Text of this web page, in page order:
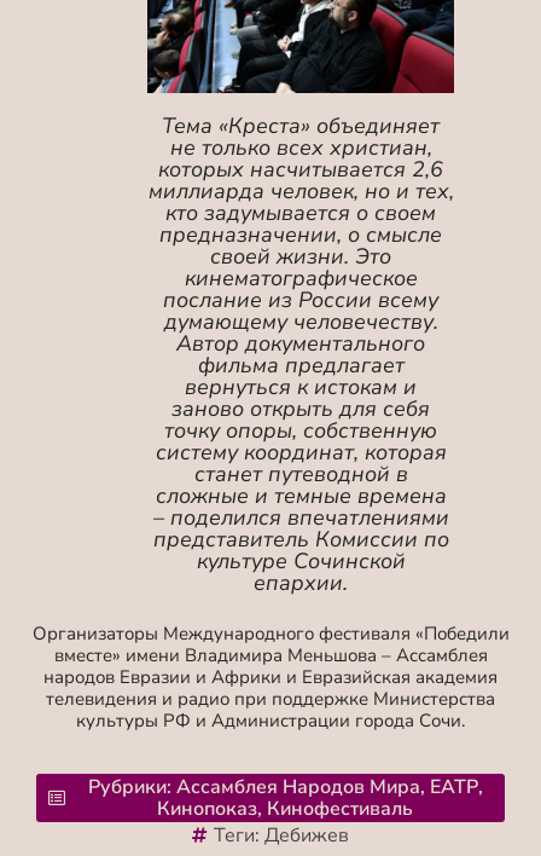
Тема «Креста» объединяет
не только всех христиан,
которых насчитывается 2,6
миллиарда человек, но и тех,
кто задумывается о своем
предназначении, о смысле
своей жизни. Это
кинематографическое
послание из России всему
думающему человечеству.
Автор документального
фильма предлагает
вернуться к истокам и
заново открыть для себя
точку опоры, собственную
систему координат, которая
станет путеводной в
сложные и темные времена
– поделился впечатлениями
представитель Комиссии по
культуре Сочинской
епархии.
Организаторы Международного фестиваля «Победили
вместе» имени Владимира Меньшова – Ассамблея
народов Евразии и Африки и Евразийская академия
телевидения и радио при поддержке Министерства
культуры РФ и Администрации города Сочи.
Рубрики: Ассамблея Народов Мира, ЕАТР,
Кинопоказ, Кинофестиваль
Теги: Дебижев